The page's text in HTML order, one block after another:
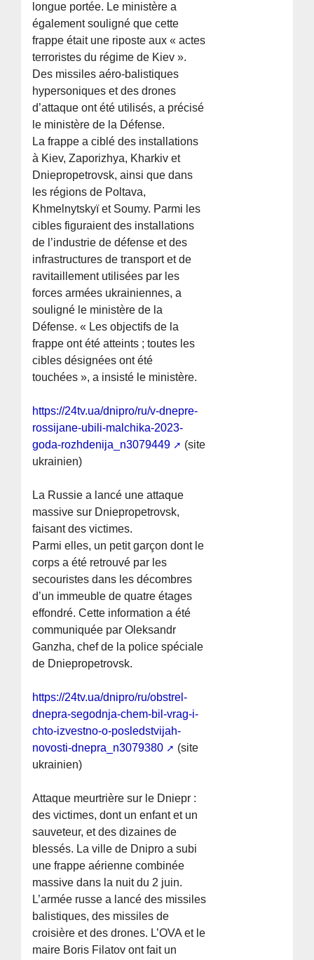
longue portée. Le ministère a
également souligné que cette
frappe était une riposte aux « actes
terroristes du régime de Kiev ».
Des missiles aéro-balistiques
hypersoniques et des drones
d’attaque ont été utilisés, a précisé
le ministère de la Défense.
La frappe a ciblé des installations
à Kiev, Zaporizhya, Kharkiv et
Dniepropetrovsk, ainsi que dans
les régions de Poltava,
Khmelnytskyï et Soumy. Parmi les
cibles figuraient des installations
de l’industrie de défense et des
infrastructures de transport et de
ravitaillement utilisées par les
forces armées ukrainiennes, a
souligné le ministère de la
Défense. « Les objectifs de la
frappe ont été atteints ; toutes les
cibles désignées ont été
touchées », a insisté le ministère.
https://24tv.ua/dnipro/ru/v-dnepre-
rossijane-ubili-malchika-2023-
goda-rozhdenija_n3079449
(site
ukrainien)
La Russie a lancé une attaque
massive sur Dniepropetrovsk,
faisant des victimes.
Parmi elles, un petit garçon dont le
corps a été retrouvé par les
secouristes dans les décombres
d’un immeuble de quatre étages
effondré. Cette information a été
communiquée par Oleksandr
Ganzha, chef de la police spéciale
de Dniepropetrovsk.
https://24tv.ua/dnipro/ru/obstrel-
dnepra-segodnja-chem-bil-vrag-i-
chto-izvestno-o-posledstvijah-
novosti-dnepra_n3079380
(site
ukrainien)
Attaque meurtrière sur le Dniepr :
des victimes, dont un enfant et un
sauveteur, et des dizaines de
blessés. La ville de Dnipro a subi
une frappe aérienne combinée
massive dans la nuit du 2 juin.
L’armée russe a lancé des missiles
balistiques, des missiles de
croisière et des drones. L’OVA et le
maire Boris Filatov ont fait un